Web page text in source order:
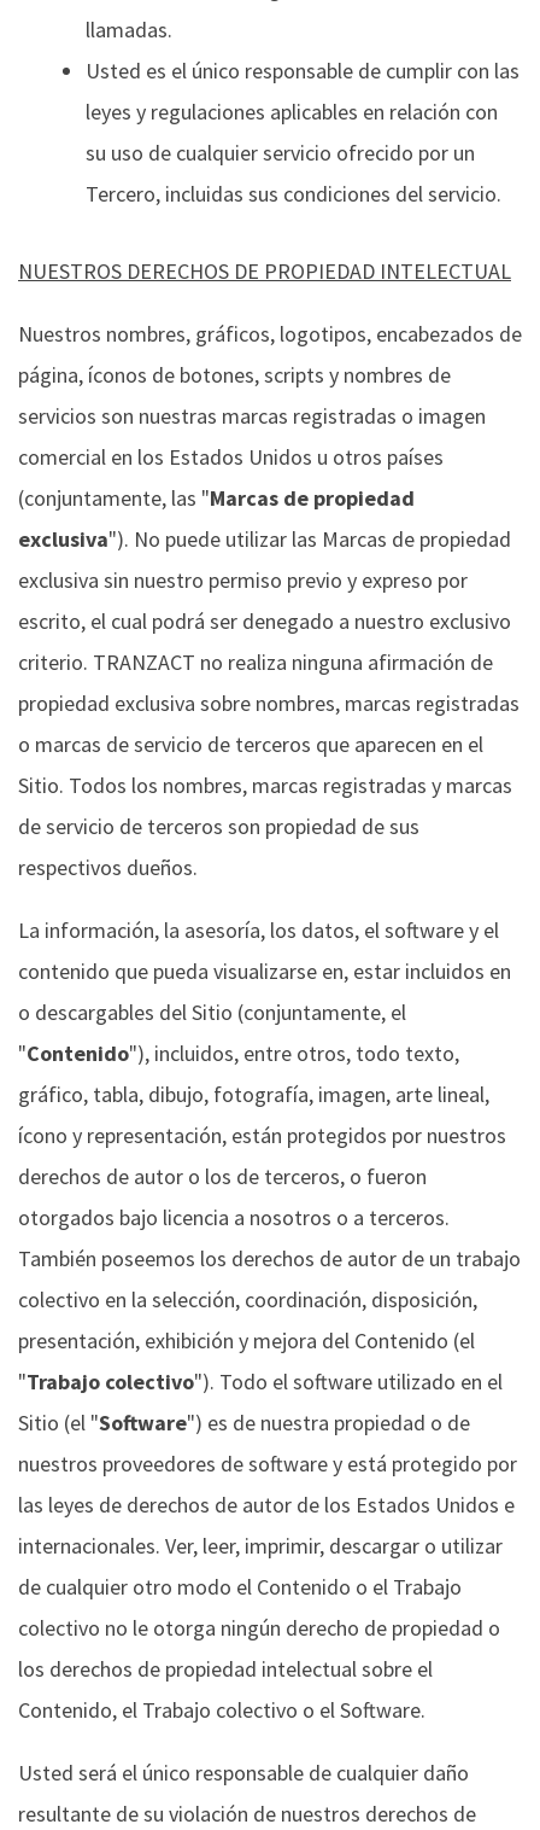
llamadas.
Usted es el único responsable de cumplir con las
leyes y regulaciones aplicables en relación con
su uso de cualquier servicio ofrecido por un
Tercero, incluidas sus condiciones del servicio.
NUESTROS DERECHOS DE PROPIEDAD INTELECTUAL
Nuestros nombres, gráficos, logotipos, encabezados de
página, íconos de botones, scripts y nombres de
servicios son nuestras marcas registradas o imagen
comercial en los Estados Unidos u otros países
(conjuntamente, las "Marcas de propiedad
exclusiva"). No puede utilizar las Marcas de propiedad
exclusiva sin nuestro permiso previo y expreso por
escrito, el cual podrá ser denegado a nuestro exclusivo
criterio. TRANZACT no realiza ninguna afirmación de
propiedad exclusiva sobre nombres, marcas registradas
o marcas de servicio de terceros que aparecen en el
Sitio. Todos los nombres, marcas registradas y marcas
de servicio de terceros son propiedad de sus
respectivos dueños.
La información, la asesoría, los datos, el software y el
contenido que pueda visualizarse en, estar incluidos en
o descargables del Sitio (conjuntamente, el
"Contenido"), incluidos, entre otros, todo texto,
gráfico, tabla, dibujo, fotografía, imagen, arte lineal,
ícono y representación, están protegidos por nuestros
derechos de autor o los de terceros, o fueron
otorgados bajo licencia a nosotros o a terceros.
También poseemos los derechos de autor de un trabajo
colectivo en la selección, coordinación, disposición,
presentación, exhibición y mejora del Contenido (el
"Trabajo colectivo"). Todo el software utilizado en el
Sitio (el "Software") es de nuestra propiedad o de
nuestros proveedores de software y está protegido por
las leyes de derechos de autor de los Estados Unidos e
internacionales. Ver, leer, imprimir, descargar o utilizar
de cualquier otro modo el Contenido o el Trabajo
colectivo no le otorga ningún derecho de propiedad o
los derechos de propiedad intelectual sobre el
Contenido, el Trabajo colectivo o el Software.
Usted será el único responsable de cualquier daño
resultante de su violación de nuestros derechos de